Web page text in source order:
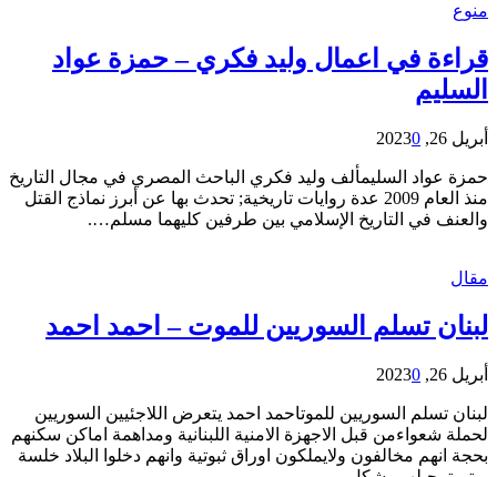
منوع
قراءة في اعمال وليد فكري – حمزة عواد
السليم
أبريل 26, 2023 0
حمزة عواد السليمألف وليد فكري الباحث المصري في مجال التاريخ
منذ العام 2009 عدة روايات تاريخية; تحدث بها عن أبرز نماذج القتل
والعنف في التاريخ الإسلامي بين طرفين كليهما مسلم….
مقال
لبنان تسلم السوريين للموت – احمد احمد
أبريل 26, 2023 0
لبنان تسلم السوريين للموتاحمد احمد يتعرض اللاجئيين السوريين
لحملة شعواءمن قبل الاجهزة الامنية اللبنانية ومداهمة اماكن سكنهم
بحجة انهم مخالفون ولايملكون اوراق ثبوتية وانهم دخلوا البلاد خلسة